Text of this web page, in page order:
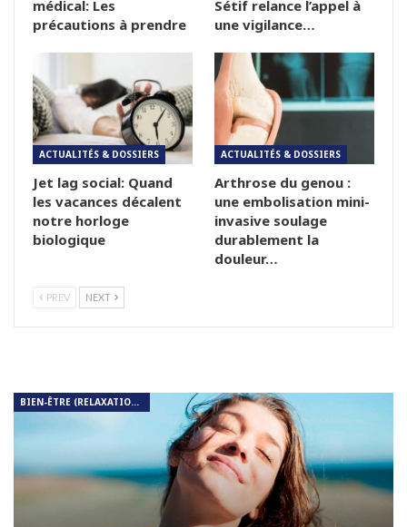
médical: Les
précautions à prendre
Sétif relance l’appel à
une vigilance…
ACTUALITÉS & DOSSIERS
Jet lag social: Quand
les vacances décalent
notre horloge
biologique
ACTUALITÉS & DOSSIERS
Arthrose du genou :
une embolisation mini-
invasive soulage
durablement la
douleur…
PREV NEXT
BIEN-ÊTRE (RELAXATION, MÉDITATION, SOIN DU CORPS)